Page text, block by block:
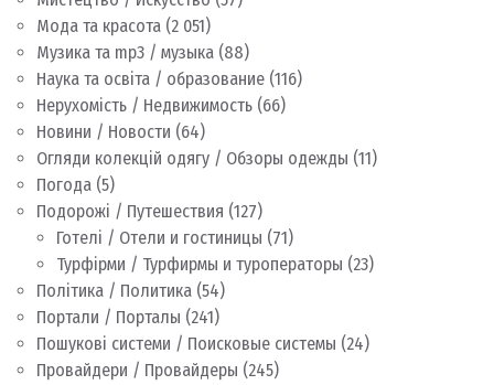
Мода та красота (2 051)
Музика та mp3 / музыка (88)
Наука та освіта / образование (116)
Нерухомість / Недвижимость (66)
Новини / Новости (64)
Огляди колекцій одягу / Обзоры одежды (11)
Погода (5)
Подорожі / Путешествия (127)
Готелі / Отели и гостиницы (71)
Турфірми / Турфирмы и туроператоры (23)
Політика / Политика (54)
Портали / Порталы (241)
Пошукові системи / Поисковые системы (24)
Провайдери / Провайдеры (245)